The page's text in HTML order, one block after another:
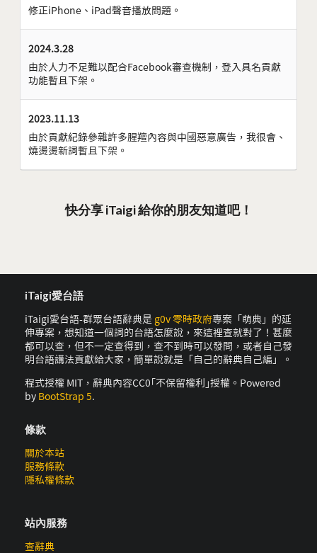
修正iPhone、iPad聲音播放問題。
2024.3.28
由於人力不足難以配合Facebook審查機制，登入具名貢獻
功能暫且下架。
2023.11.13
由於貢獻紀錄參雜許多腥羶內容與中國惡意廣告，我很會、
燒燙燙新詞暫且下架。
快分享 iTaigi 給你的朋友知道吧！
iTaigi愛台語
iTaigi愛台語-群眾台語辭典是 g0v 零時政府專案「萌典」的延
伸專案，想知道一個詞的台語怎麼說，來這裡查就對了！甚麼
都可以查，但不一定查得到，查不到時可以發問，或者自己發
明台語講法貢獻給大家，簡單說就是「自己的辭典自己編」。
程式授權 MIT，辭典內容CC0｢不保留權利｣授權。Powered
by BootStrap 5.
條款
關於本站
服務條款
隱私權條款
站內服務
查辭典